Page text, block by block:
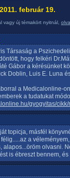
február 19.
vagy új témakört nyitnál,
Társaság a
hogy felkéri
Gábor a kérésünket
Doblin, Luis E. Luna
a Medicalonline-
a tudatukat
gyogyitas/
topicja, másfél
a
alapos...öröm olvasni.
is ébreszt bennem,